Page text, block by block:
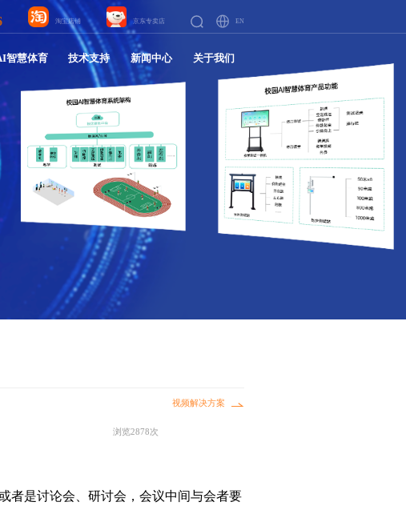
淘宝店铺 京东专卖店 EN
智慧体育 技术支持 新闻中心 关于我们
视频解决方案
浏览2878次
者是讨论会、研讨会，会议中间与会者要